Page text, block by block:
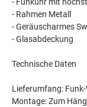
- Rahmen Metall
- Geräuscharmes
- Glasabdeckung
Technische Daten
Lieferumfang:
Montage: Zum